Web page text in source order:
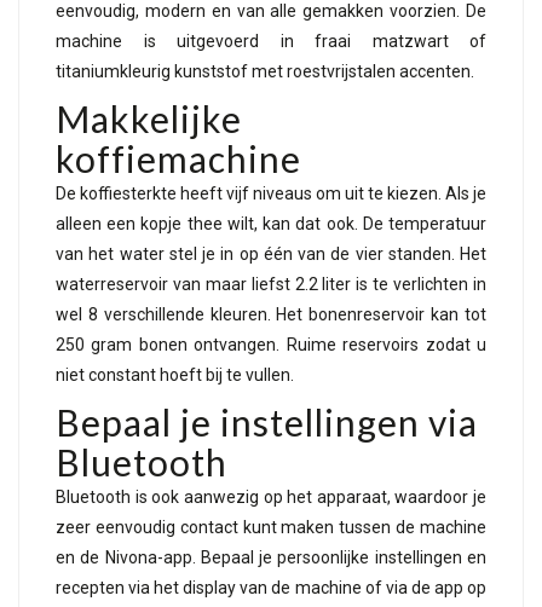
eenvoudig, modern en van alle gemakken voorzien. De
machine is uitgevoerd in fraai matzwart of
titaniumkleurig kunststof met roestvrijstalen accenten.
Makkelijke
koffiemachine
De koffiesterkte heeft vijf niveaus om uit te kiezen. Als je
alleen een kopje thee wilt, kan dat ook. De temperatuur
van het water stel je in op één van de vier standen. Het
waterreservoir van maar liefst 2.2 liter is te verlichten in
wel 8 verschillende kleuren. Het bonenreservoir kan tot
250 gram bonen ontvangen. Ruime reservoirs zodat u
niet constant hoeft bij te vullen.
Bepaal je instellingen via
Bluetooth
Bluetooth is ook aanwezig op het apparaat, waardoor je
zeer eenvoudig contact kunt maken tussen de machine
en de Nivona-app. Bepaal je persoonlijke instellingen en
recepten via het display van de machine of via de app op